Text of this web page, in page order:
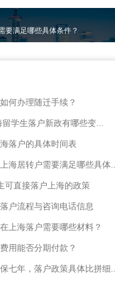
要满足哪些具体条件？
何办理随迁手续？
学生落户新政有哪些变...
落户的具体时间表
海居转户需要满足哪些具体...
可直接落户上海的政策
户流程与咨询电话信息
上海落户需要哪些材料？
用能否分期付款？
七年，落户政策具体比拼细...